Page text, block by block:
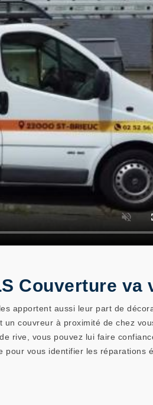
Couverture va
apportent aussi leur part de
couvreur à proximité de chez
rive, vous pouvez lui faire
vous identifier les réparations